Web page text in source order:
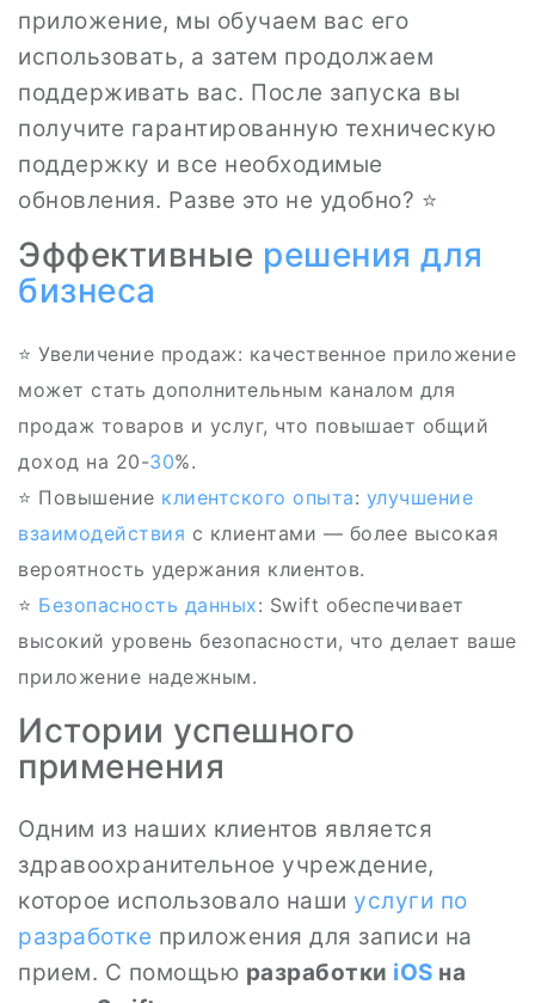
приложение, мы обучаем вас его
использовать, а затем продолжаем
поддерживать вас. После запуска вы
получите гарантированную техническую
поддержку и все необходимые
обновления. Разве это не удобно? ⭐
Эффективные решения для
бизнеса
⭐ Увеличение продаж: качественное приложение
может стать дополнительным каналом для
продаж товаров и услуг, что повышает общий
доход на 20-30%.
⭐ Повышение клиентского опыта: улучшение
взаимодействия с клиентами — более высокая
вероятность удержания клиентов.
⭐ Безопасность данных: Swift обеспечивает
высокий уровень безопасности, что делает ваше
приложение надежным.
Истории успешного
применения
Одним из наших клиентов является
здравоохранительное учреждение,
которое использовало наши услуги по
разработке приложения для записи на
прием. С помощью разработки iOS на